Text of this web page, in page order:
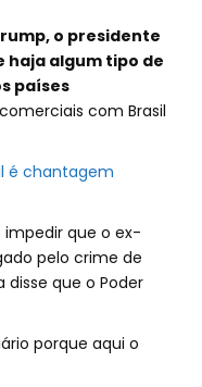
o presidente
algum tipo de
países
com Brasil
é chantagem
que o ex-
pelo crime de
disse que o Poder
porque aqui o